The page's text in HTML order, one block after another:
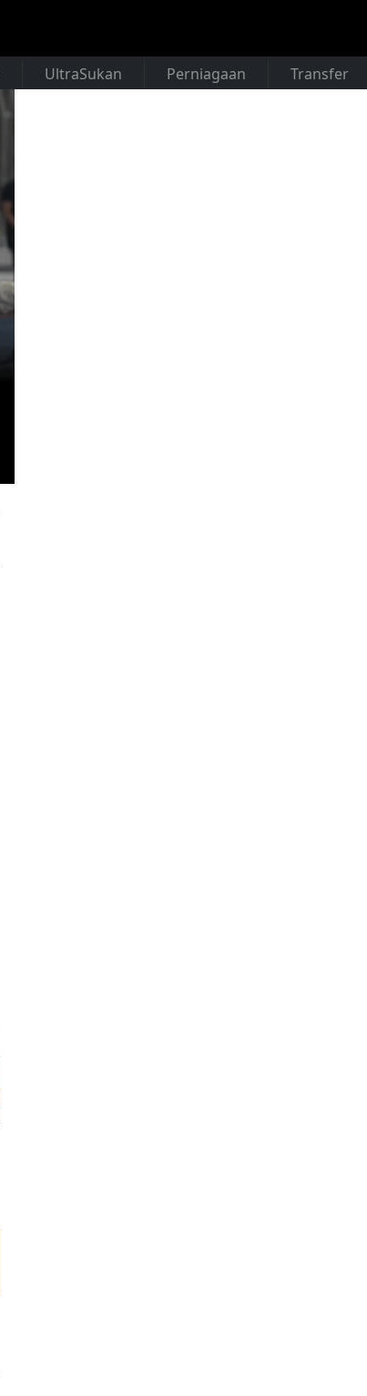
UltraSukan Perniagaan Transfer